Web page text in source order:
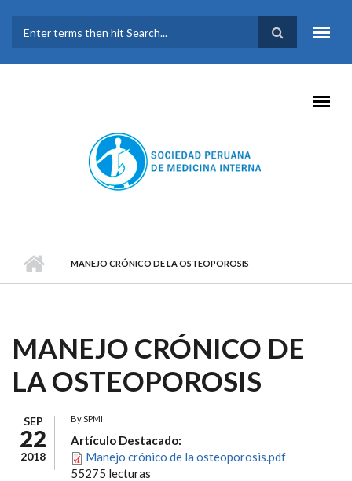
FORMULARIO DE
BÚSQUEDA
MANEJO CRÓNICO DE LA OSTEOPOROSIS
MANEJO CRÓNICO DE
LA OSTEOPOROSIS
SEP
22
2018
BySPMI
Artículo Destacado:
Manejo crónico de la osteoporosis.pdf
55275 lecturas